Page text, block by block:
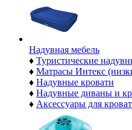
Надувная мебель
♦ Туристические
♦ Матрасы Интекс
♦ Надувные кровати
♦ Надувные диваны и
♦ Аксессуары для